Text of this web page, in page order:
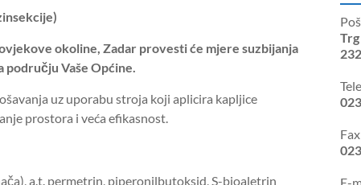
okoline, Zadar provesti će mjere suzbijanja
području Vaše Općine.
uz uporabu stroja koji aplicira kapljice
prostora i veća efikasnost.
a.t. permetrin, piperonilbutoksid, S-bioaletrin